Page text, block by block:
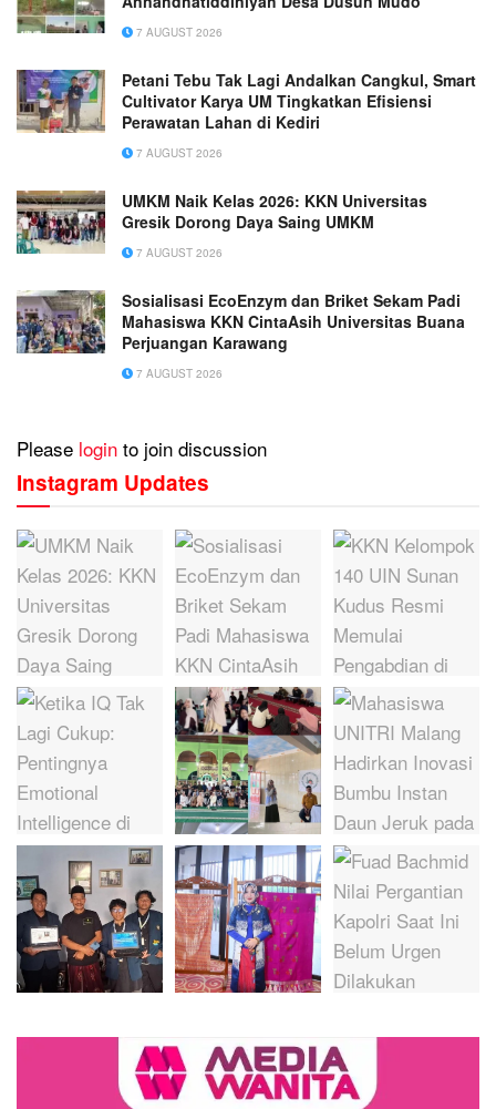
7 AUGUST 2026
Petani Tebu Tak Lagi Andalkan Cangkul, Smart
Cultivator Karya UM Tingkatkan Efisiensi
Perawatan Lahan di Kediri
7 AUGUST 2026
UMKM Naik Kelas 2026: KKN Universitas
Gresik Dorong Daya Saing UMKM
7 AUGUST 2026
Sosialisasi EcoEnzym dan Briket Sekam Padi
Mahasiswa KKN CintaAsih Universitas Buana
Perjuangan Karawang
7 AUGUST 2026
Please login to join discussion
Instagram Updates